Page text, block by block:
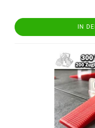
IN